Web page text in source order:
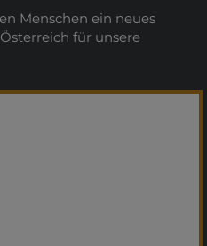
Menschen ein neues
für unsere